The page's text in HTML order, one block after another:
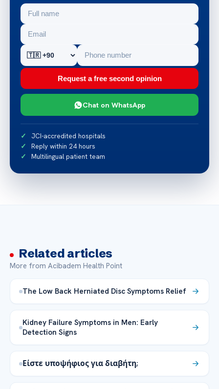
Request a free second opinion
Chat on WhatsApp
JCI-accredited hospitals
Reply within 24 hours
Multilingual patient team
Related articles
More from Acibadem Health Point
The Low Back Herniated Disc Symptoms Relief
Kidney Failure Symptoms in Men: Early
Detection Signs
Είστε υποψήφιος για διαβήτη;